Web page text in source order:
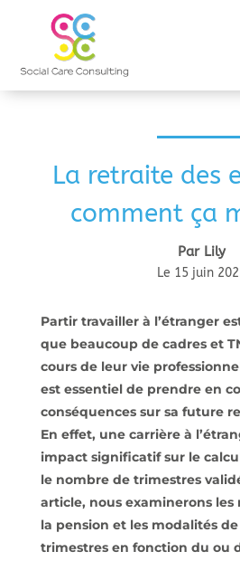
La retraite des
comment ça
Par Lily
Le 15 juin
Partir travailler à l’étranger
que beaucoup de cadres et
cours de leur vie
est essentiel de prendre en
conséquences sur sa future
En effet, une carrière à
impact significatif sur le
le nombre de trimestres
article, nous examinerons les
la pension et les modalités
trimestres en fonction du ou